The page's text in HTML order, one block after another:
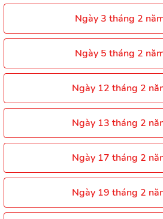
Ngày 3 tháng 2
Ngày 5 tháng 2
Ngày 12 tháng 2
Ngày 13 tháng 2
Ngày 17 tháng 2
Ngày 19 tháng 2